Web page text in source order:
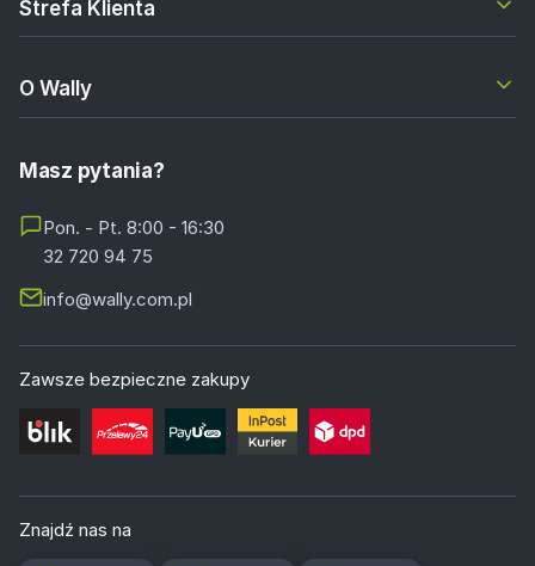
Strefa Klienta
O Wally
Masz pytania?
Pon. - Pt. 8:00 - 16:30
32 720 94 75
info@wally.com.pl
Zawsze bezpieczne zakupy
Znajdź nas na